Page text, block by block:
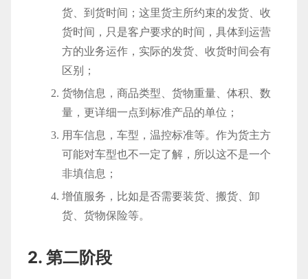
货、到货时间；这里货主所约束的发货、收
货时间，只是客户要求的时间，具体到运营
方的业务运作，实际的发货、收货时间会有
区别；
货物信息，商品类型、货物重量、体积、数
量，更详细一点到标准产品的单位；
用车信息，车型，温控标准等。作为货主方
可能对车型也不一定了解，所以这不是一个
非填信息；
增值服务，比如是否需要装货、搬货、卸
货、货物保险等。
2. 第二阶段